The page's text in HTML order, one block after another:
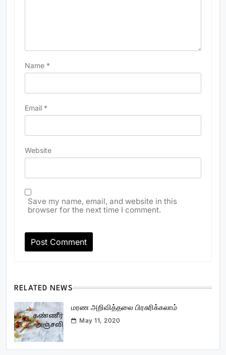
Name *
Email *
Website
Save my name, email, and website in this
browser for the next time I comment.
RELATED NEWS
மரண அறிவித்தலை பிரசுரிக்கலாம்
May 11, 2020